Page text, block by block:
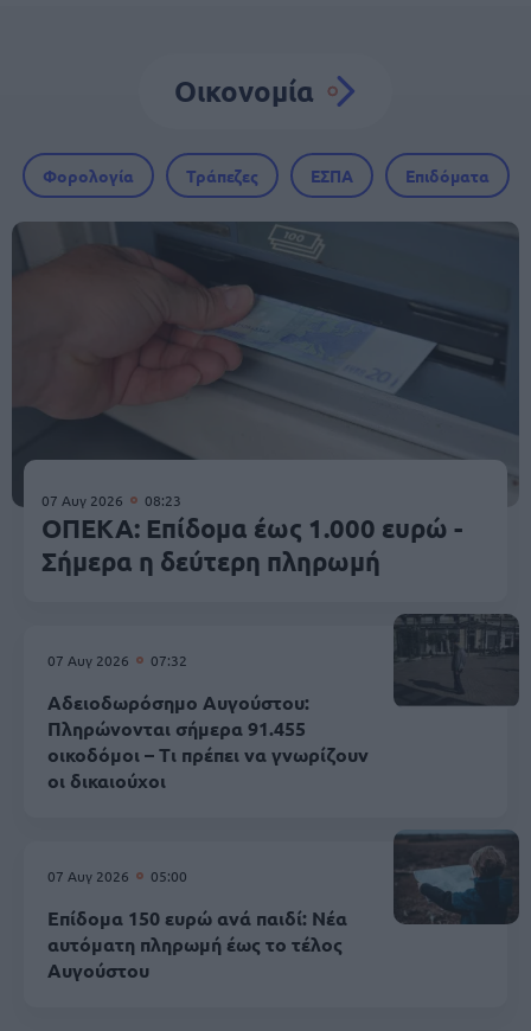
Οικονομία
Φορολογία Τράπεζες ΕΣΠΑ Επιδόματα
07 Αυγ 2026 08:23
ΟΠΕΚΑ: Επίδομα έως 1.000 ευρώ -
Σήμερα η δεύτερη πληρωμή
07 Αυγ 2026 07:32
Αδειοδωρόσημο Αυγούστου:
Πληρώνονται σήμερα 91.455
οικοδόμοι – Τι πρέπει να γνωρίζουν
οι δικαιούχοι
07 Αυγ 2026 05:00
Επίδομα 150 ευρώ ανά παιδί: Νέα
αυτόματη πληρωμή έως το τέλος
Αυγούστου